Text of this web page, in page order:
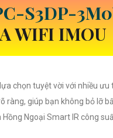
S3DP-
WIFI IMOU
chọn tuyệt vời với nhiều
ràng, giúp bạn không bỏ lỡ
Ngoại Smart IR công